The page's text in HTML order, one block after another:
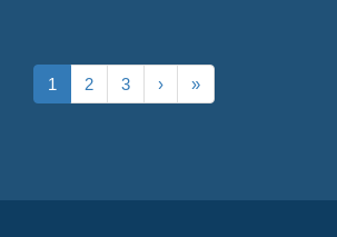
1 2 3 › »